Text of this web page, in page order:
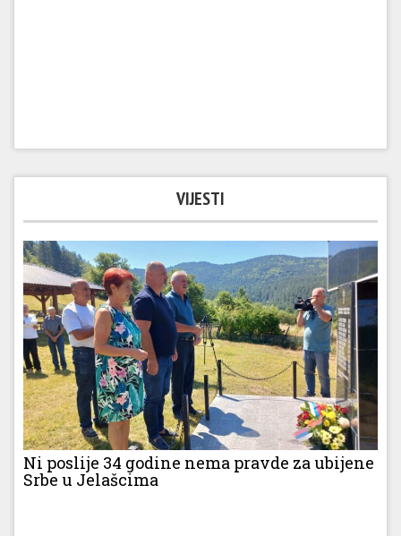
VIJESTI
Ni poslije 34 godine nema pravde za ubijene
Srbe u Jelašcima